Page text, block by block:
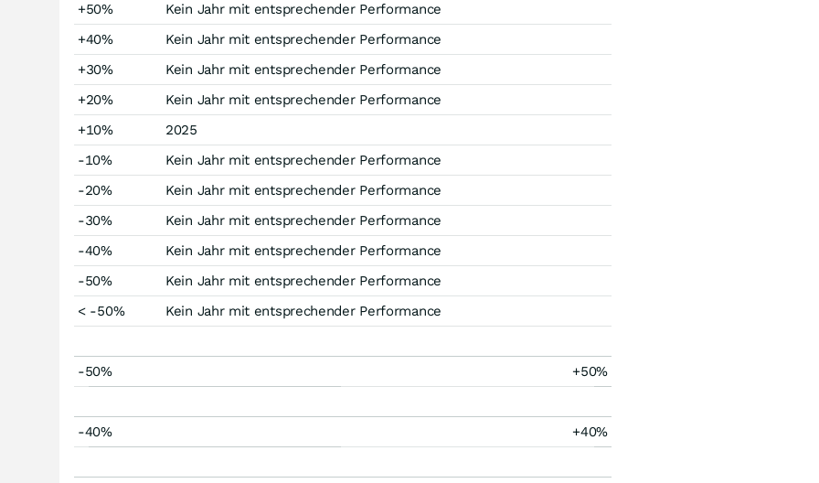
+50%
Kein Jahr mit entsprechender Performance
+40%
Kein Jahr mit entsprechender Performance
+30%
Kein Jahr mit entsprechender Performance
+20%
Kein Jahr mit entsprechender Performance
+10%
2025
-10%
Kein Jahr mit entsprechender Performance
-20%
Kein Jahr mit entsprechender Performance
-30%
Kein Jahr mit entsprechender Performance
-40%
Kein Jahr mit entsprechender Performance
-50%
Kein Jahr mit entsprechender Performance
< -50%
Kein Jahr mit entsprechender Performance
-50% +50%
-40% +40%